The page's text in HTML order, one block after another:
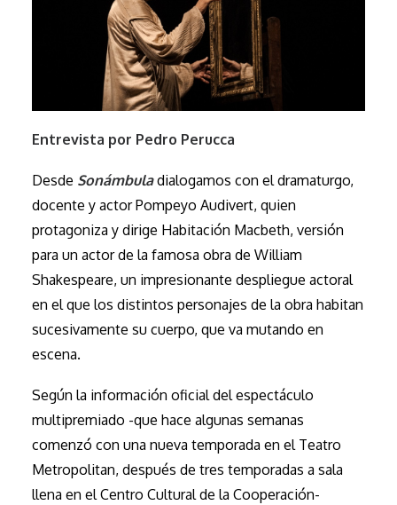
Entrevista por Pedro Perucca
Desde Sonámbuladialogamos con el dramaturgo,
docente y actor Pompeyo Audivert, quien
protagoniza y dirige Habitación Macbeth, versión
para un actor de la famosa obra de William
Shakespeare, un impresionante despliegue actoral
en el que los distintos personajes de la obra habitan
sucesivamente su cuerpo, que va mutando en
escena.
Según la información oficial del espectáculo
multipremiado -que hace algunas semanas
comenzó con una nueva temporada en el Teatro
Metropolitan, después de tres temporadas a sala
llena en el Centro Cultural de la Cooperación-